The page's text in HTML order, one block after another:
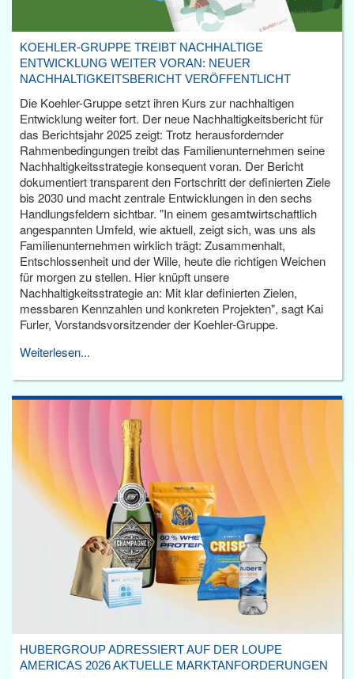
KOEHLER-GRUPPE TREIBT NACHHALTIGE
ENTWICKLUNG WEITER VORAN: NEUER
NACHHALTIGKEITSBERICHT VERÖFFENTLICHT
Die Koehler-Gruppe setzt ihren Kurs zur nachhaltigen
Entwicklung weiter fort. Der neue Nachhaltigkeitsbericht für
das Berichtsjahr 2025 zeigt: Trotz herausfordernder
Rahmenbedingungen treibt das Familienunternehmen seine
Nachhaltigkeitsstrategie konsequent voran. Der Bericht
dokumentiert transparent den Fortschritt der definierten Ziele
bis 2030 und macht zentrale Entwicklungen in den sechs
Handlungsfeldern sichtbar. "In einem gesamtwirtschaftlich
angespannten Umfeld, wie aktuell, zeigt sich, was uns als
Familienunternehmen wirklich trägt: Zusammenhalt,
Entschlossenheit und der Wille, heute die richtigen Weichen
für morgen zu stellen. Hier knüpft unsere
Nachhaltigkeitsstrategie an: Mit klar definierten Zielen,
messbaren Kennzahlen und konkreten Projekten", sagt Kai
Furler, Vorstandsvorsitzender der Koehler-Gruppe.
Weiterlesen...
HUBERGROUP ADRESSIERT AUF DER LOUPE
AMERICAS 2026 AKTUELLE MARKTANFORDERUNGEN